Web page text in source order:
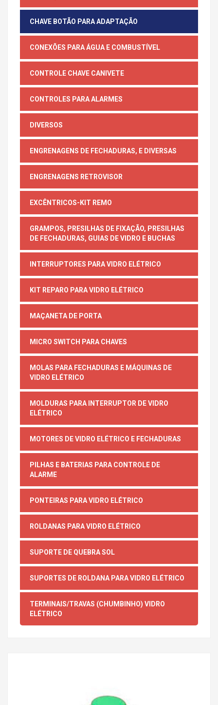
CHAVE BOTÃO PARA ADAPTAÇÃO
CONEXÕES PARA ÁGUA E COMBUSTÍVEL
CONTROLE CHAVE CANIVETE
CONTROLES PARA ALARMES
DIVERSOS
ENGRENAGENS DE FECHADURAS, E DIVERSAS
ENGRENAGENS RETROVISOR
EXCÊNTRICOS-KIT REMO
GRAMPOS, PRESILHAS DE FIXAÇÃO, PRESILHAS
DE FECHADURAS, GUIAS DE VIDRO E BUCHAS
INTERRUPTORES PARA VIDRO ELÉTRICO
KIT REPARO PARA VIDRO ELÉTRICO
MAÇANETA DE PORTA
MICRO SWITCH PARA CHAVES
MOLAS PARA FECHADURAS E MÁQUINAS DE
VIDRO ELÉTRICO
MOLDURAS PARA INTERRUPTOR DE VIDRO
ELÉTRICO
MOTORES DE VIDRO ELÉTRICO E FECHADURAS
PILHAS E BATERIAS PARA CONTROLE DE
ALARME
PONTEIRAS PARA VIDRO ELÉTRICO
ROLDANAS PARA VIDRO ELÉTRICO
SUPORTE DE QUEBRA SOL
SUPORTES DE ROLDANA PARA VIDRO ELÉTRICO
TERMINAIS/TRAVAS (CHUMBINHO) VIDRO
ELÉTRICO